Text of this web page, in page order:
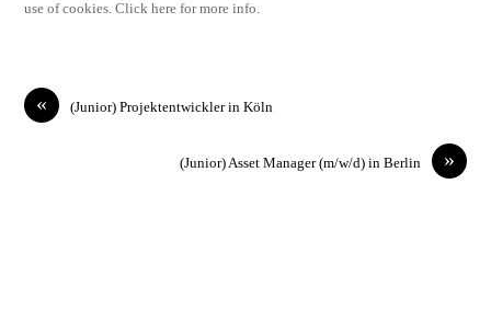
use of cookies. Click here for more info.
« (Junior) Projektentwickler in Köln
»
(Junior) Asset Manager (m/w/d) in Berlin